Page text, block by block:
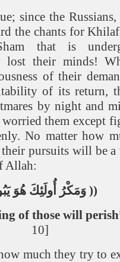
since the Russians,
the chants for
that is
lost their minds!
of their
of its return,
by night and
them except
No matter how
pursuits will be a
Allah:
(( وَمَكْرُ أُولَئِكَ هُوَ
of those will
10]
much they try to